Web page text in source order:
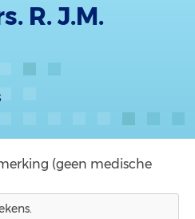
R. J.M.
(geen medische